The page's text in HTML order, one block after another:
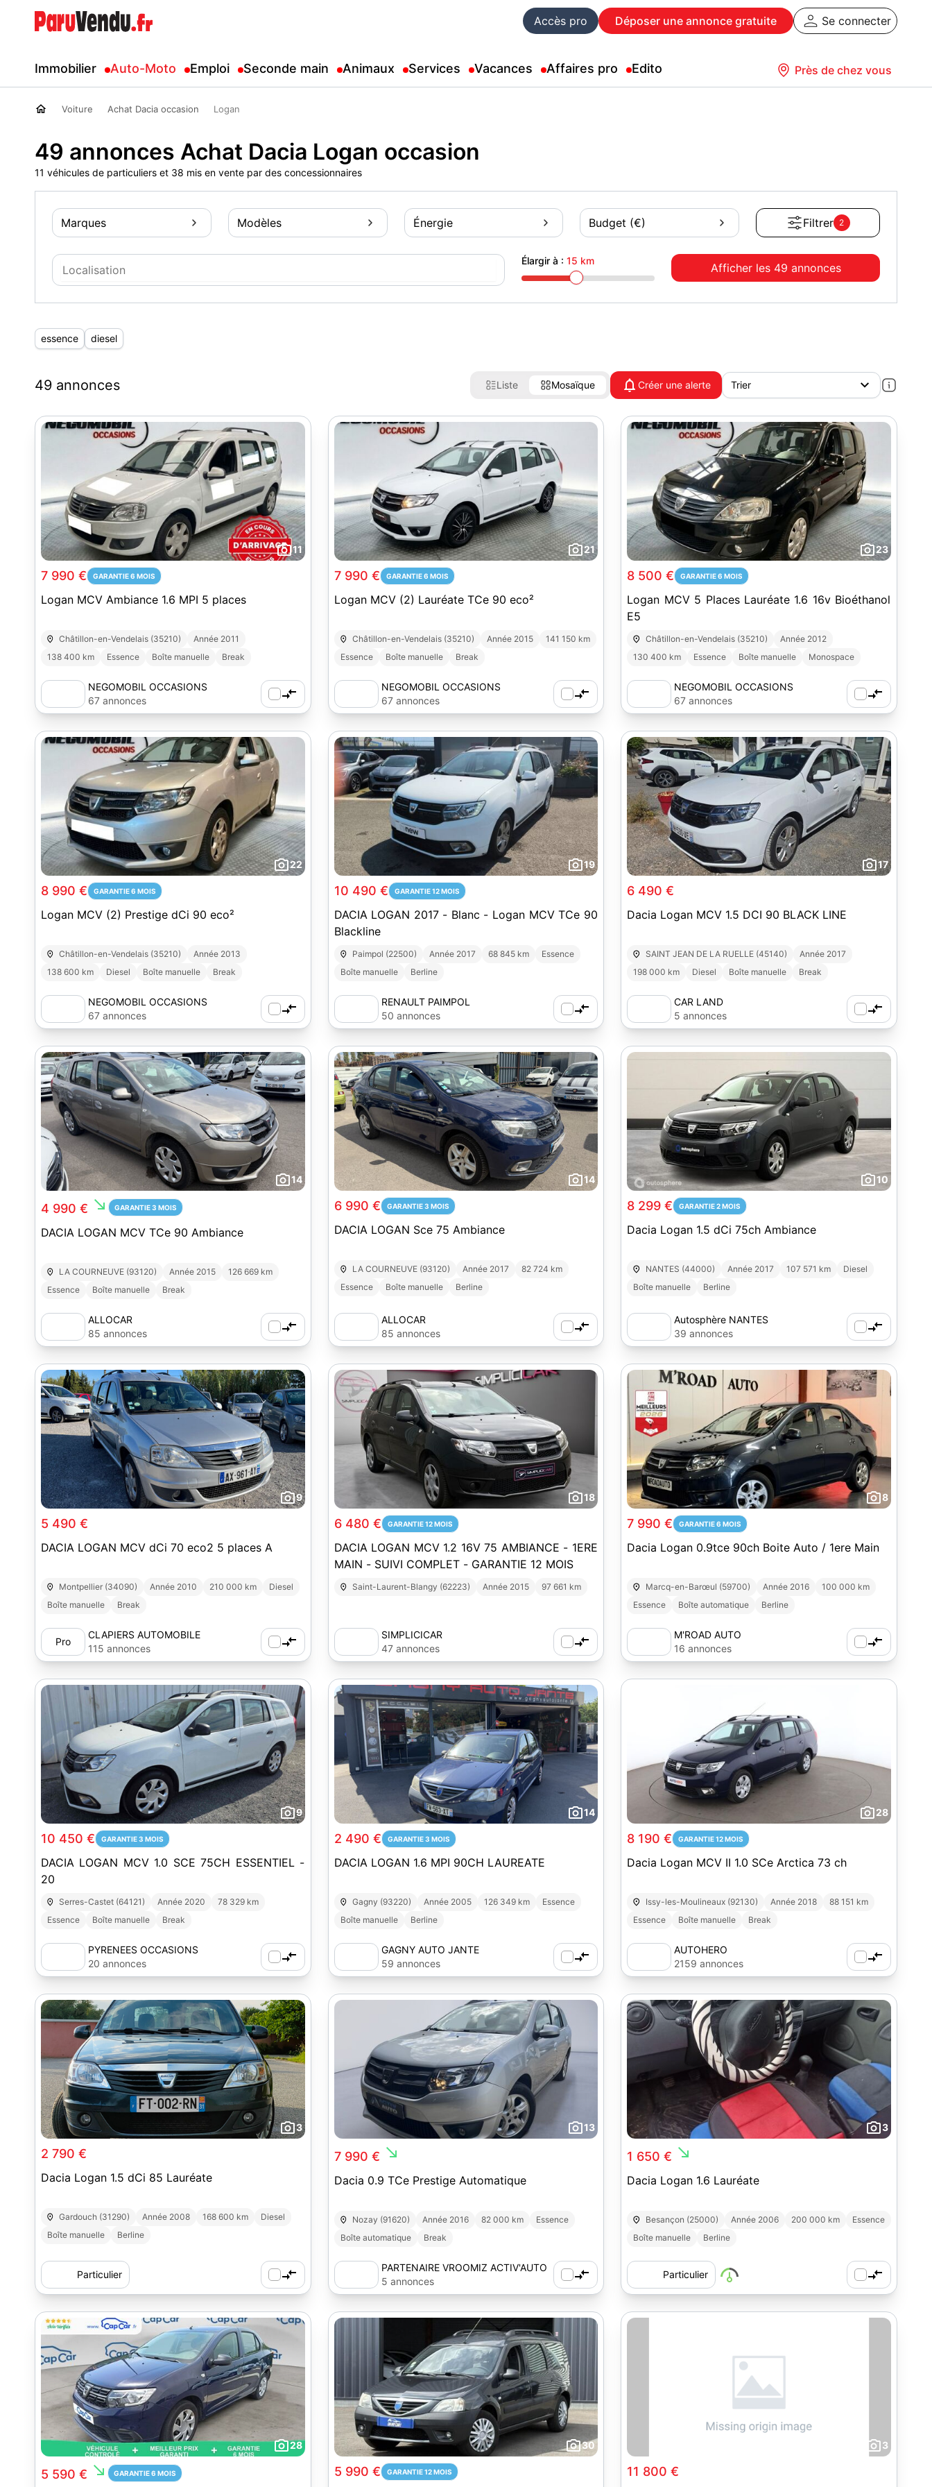
Accès pro Déposer une annonce gratuite Se connecter
Immobilier Auto-Moto Emploi Seconde main Animaux Services Vacances Affaires pro Edito Près de chez vous
Voiture Achat Dacia occasion Logan
49 annonces Achat Dacia Logan occasion
11 véhicules de particuliers et 38 mis en vente par des concessionnaires
Marques Modèles Énergie Budget (€) Filtrer 2
Élargir à : 15 km
Afficher les 49 annonces
essence diesel
49 annonces Liste Mosaïque Créer une alerte
11
7 990 € GARANTIE 6 MOIS
Logan MCV Ambiance 1.6 MPI 5 places
Châtillon-en-Vendelais (35210)
Année 2011
138 400 km
Essence Boîte manuelle Break
NEGOMOBIL OCCASIONS
67 annonces
21
7 990 € GARANTIE 6 MOIS
Logan MCV (2) Lauréate TCe 90 eco²
Châtillon-en-Vendelais (35210) Année 2015
141 150 km
Essence
Boîte manuelle Break
NEGOMOBIL OCCASIONS
67 annonces
23
8 500 € GARANTIE 6 MOIS
Logan MCV 5 Places Lauréate 1.6 16v Bioéthanol
E5
Châtillon-en-Vendelais (35210)
Année 2012
130 400 km
Essence Boîte manuelle Monospace
NEGOMOBIL OCCASIONS
67 annonces
22
8 990 € GARANTIE 6 MOIS
Logan MCV (2) Prestige dCi 90 eco²
Châtillon-en-Vendelais (35210)
Année 2013
138 600 km
Diesel Boîte manuelle Break
NEGOMOBIL OCCASIONS
67 annonces
19
10 490 € GARANTIE 12 MOIS
DACIA LOGAN 2017 - Blanc - Logan MCV TCe 90
Blackline
Paimpol (22500) Année 2017 68 845 km
Essence
Boîte manuelle
Berline
RENAULT PAIMPOL
50 annonces
17
6 490 €
Dacia Logan MCV 1.5 DCI 90 BLACK LINE
SAINT JEAN DE LA RUELLE (45140)
Année 2017
198 000 km
Diesel Boîte manuelle Break
CAR LAND
5 annonces
14
4 990 € south_east GARANTIE 3 MOIS
DACIA LOGAN MCV TCe 90 Ambiance
LA COURNEUVE (93120) Année 2015
126 669 km
Essence
Boîte manuelle Break
ALLOCAR
85 annonces
14
6 990 € GARANTIE 3 MOIS
DACIA LOGAN Sce 75 Ambiance
LA COURNEUVE (93120) Année 2017
82 724 km
Essence
Boîte manuelle Berline
ALLOCAR
85 annonces
10
8 299 € GARANTIE 2 MOIS
Dacia Logan 1.5 dCi 75ch Ambiance
NANTES (44000) Année 2017 107 571 km
Diesel
Boîte manuelle
Berline
Autosphère NANTES
39 annonces
9
5 490 €
DACIA LOGAN MCV dCi 70 eco2 5 places A
Montpellier (34090) Année 2010 210 000 km
Diesel
Boîte manuelle
Break
Pro
CLAPIERS AUTOMOBILE
115 annonces
18
6 480 € GARANTIE 12 MOIS
DACIA LOGAN MCV 1.2 16V 75 AMBIANCE - 1ERE
MAIN - SUIVI COMPLET - GARANTIE 12 MOIS
Saint-Laurent-Blangy (62223) Année 2015 97 661 km
SIMPLICICAR
47 annonces
8
7 990 € GARANTIE 6 MOIS
Dacia Logan 0.9tce 90ch Boite Auto / 1ere Main
Marcq-en-Barœul (59700) Année 2016
100 000 km
Essence
Boîte automatique Berline
M'ROAD AUTO
16 annonces
9
10 450 € GARANTIE 3 MOIS
DACIA LOGAN MCV 1.0 SCE 75CH ESSENTIEL -
20
Serres-Castet (64121) Année 2020
78 329 km
Essence
Boîte manuelle Break
PYRENEES OCCASIONS
20 annonces
14
2 490 € GARANTIE 3 MOIS
DACIA LOGAN 1.6 MPI 90CH LAUREATE
Gagny (93220) Année 2005 126 349 km
Essence
Boîte manuelle
Berline
GAGNY AUTO JANTE
59 annonces
28
8 190 € GARANTIE 12 MOIS
Dacia Logan MCV II 1.0 SCe Arctica 73 ch
Issy-les-Moulineaux (92130) Année 2018
88 151 km
Essence
Boîte manuelle Break
AUTOHERO
2159 annonces
3
2 790 €
Dacia Logan 1.5 dCi 85 Lauréate
Gardouch (31290) Année 2008 168 600 km
Diesel
Boîte manuelle
Berline
Particulier
13
7 990 € south_east
Dacia 0.9 TCe Prestige Automatique
Nozay (91620) Année 2016 82 000 km
Essence
Boîte automatique
Break
PARTENAIRE VROOMIZ ACTIV'AUTO
5 annonces
3
1 650 € south_east
Dacia Logan 1.6 Lauréate
Besançon (25000) Année 2006 200 000 km
Essence
Boîte manuelle
Berline
Particulier
28
5 590 € south_east GARANTIE 6 MOIS
30
5 990 € GARANTIE 12 MOIS
3
11 800 €